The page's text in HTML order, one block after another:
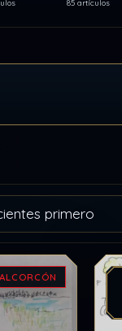
85 artículos
ALCORCÓN